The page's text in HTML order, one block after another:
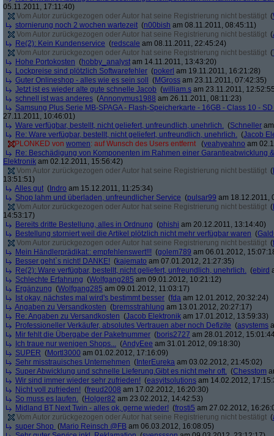
05.11.2011, 17:11:40)
Vom Autor zurückgezogen oder Autor hat seine Registrierung nicht bestätigt (
stornierung noch 2 wochen wartezeit (n00bish am 08.11.2011, 08:45:11)
Vom Autor zurückgezogen oder Autor hat seine Registrierung nicht bestätigt (
Re(2): Kein Kundenservice (redscale am 08.11.2011, 22:45:24)
Vom Autor zurückgezogen oder Autor hat seine Registrierung nicht bestätigt (
Hohe Portokosten (hobby_analyst am 14.11.2011, 13:43:20)
Lockpreise sind plötzlich Softwarefehler (pokerl am 19.11.2011, 16:21:28)
Guter Onlineshop - alles wie es sein soll
(MGross am 23.11.2011, 07:42:35)
Jetzt ist es wieder alte gute schnelle Jacob (william.s am 23.11.2011,
schnell ist was anderes (Annonymus1988 am 26.11.2011, 08:11:23)
Samsung Plus Serie MB-SPAGA - Flash-Speicherkarte - 16GB - Class 10 -
27.11.2011, 10:46:01)
Ware verfügbar, bestellt, nicht geliefert, unfreundlich, unehrlich. (Schneller
Re: Ware verfügbar, bestellt, nicht geliefert, unfreundlich, unehrlich. (Jacob
PLONKED von women: auf Wunsch des Users entfernt (yeahyeahno am
Re: Beschädigung von Komponenten im Rahmen einer Garantieabwicklung
Elektronik am 02.12.2011, 15:56:42)
Vom Autor zurückgezogen oder Autor hat seine Registrierung nicht bestätigt (
13:51:51)
Alles gut ( Indro am 15.12.2011, 11:25:34)
Shop lahm und überladen, unfreundlicher Service (pulsar99 am 18.12.2011,
Vom Autor zurückgezogen oder Autor hat seine Registrierung nicht bestätigt (
14:53:17)
Bereits dritte Bestellung, alles in Ordnung (phishi am 20.12.2011, 13:14:40)
Bestellung storniert weil die Artikel plötzlich nicht mehr verfügbar waren (
Vom Autor zurückgezogen oder Autor hat seine Registrierung nicht bestätigt (
Mein Händlerprädikat:: empfehlenswert!!! (golem789 am 06.01.2012,
Besser geht`s nicht! DANKE! (kajemato am 07.01.2012, 21:27:35)
Re(2): Ware verfügbar, bestellt, nicht geliefert, unfreundlich, unehrlich. (ebird
Schlechte Erfahrung (Wolfgang285 am 09.01.2012, 10:21:12)
Ergänzung (Wolfgang285 am 09.01.2012, 11:03:17)
Ist okay, nächstes mal wird's bestimmt besser (fda am 12.01.2012, 20:32:24)
Angaben zu Versandkosten (bremsstrahlung am 13.01.2012, 20:27:17)
Re: Angaben zu Versandkosten (Jacob Elektronik am 17.01.2012, 13:59:33)
Professioneller Verkäufer, absolutes Vertrauen aber noch Defizite (asystems
Mir fehlt die Übergabe der Paketnummer (boris2727 am 28.01.2012,
Ich traue nur wenigen Shops... (AndyEee am 31.01.2012, 09:18:30)
SUPER (Mortl3000 am 01.02.2012, 17:16:09)
Sehr misstrauisches Unternehmen ( InterEureka am 03.02.2012, 21:45:02)
Super Abwicklung und schnelle Lieferung.Gibt es nicht mehr oft. (Chesstom
Wir sind immer wieder sehr zufrieden! (easyitsolutions am 14.02.2012,
Nicht voll zufrieden! (freud2008 am 17.02.2012, 16:20:30)
So muss es laufen. (Holger82 am 23.02.2012, 14:42:53)
Midland BT Next Twin - alles ok, gerne wieder! (frosti5 am 27.02.2012,
Vom Autor zurückgezogen oder Autor hat seine Registrierung nicht bestätigt (
super Shop (Mario Reinsch @FB am 06.03.2012, 16:08:05)